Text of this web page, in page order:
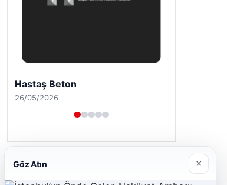
Prenses Night Club
29/04/2026
Göz Atın ×